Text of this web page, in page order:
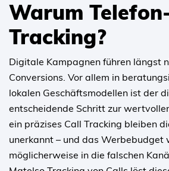
Warum
Tracking?
Digitale Kampagnen führen längst
Conversions. Vor allem in
lokalen Geschäftsmodellen ist der
entscheidende Schritt zur
ein präzises Call Tracking bleiben
unerkannt – und das Werbebudget
möglicherweise in die falschen